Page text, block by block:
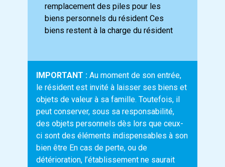
remplacement des piles pour les
biens personnels du résident Ces
biens restent à la charge du résident
IMPORTANT :Au moment de son entrée,
le résident est invité à laisser ses biens et
objets de valeur à sa famille. Toutefois, il
peut conserver, sous sa responsabilité,
des objets personnels dès lors que ceux-
ci sont des éléments indispensables à son
bien être En cas de perte, ou de
détérioration, l’établissement ne saurait